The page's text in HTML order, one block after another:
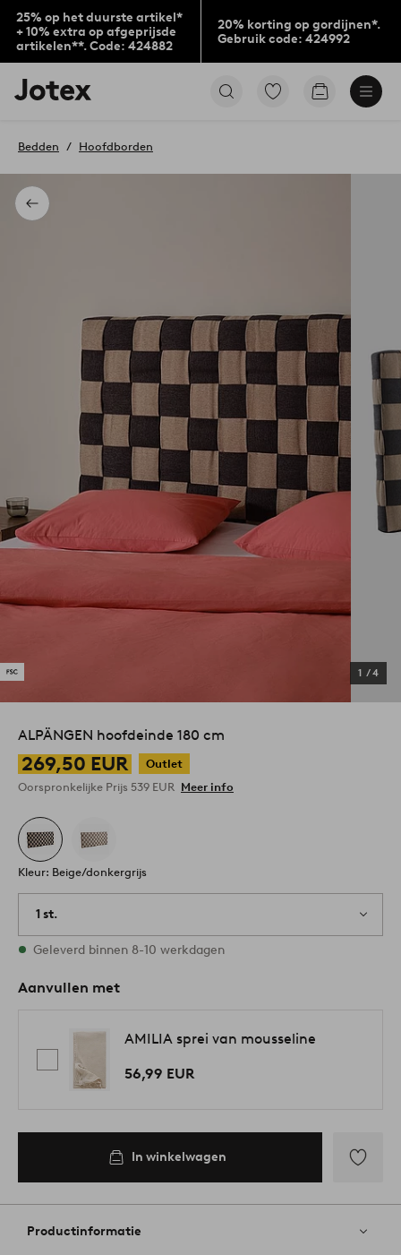
25% op het duurste artikel*
+ 10% extra op afgeprijsde
artikelen**. Code: 424882
20% korting op gordijnen*.
Gebruik code: 424992
Jotex
logo
to
home
page
Ga
Go
Terug
Bedden Hoofdborden
1 /4
ALPÄNGEN hoofdeinde 180 cm
269,50 EUR
Outlet
Oorspronkelijke Prijs 539 EUR Meer info
Kleur: Beige/donkergrijs
1 st.
Op voorraad
Geleverd binnen 8-10 werkdagen
Aanvullen met
AMILIA sprei van mousseline
56,99 EUR
In winkelwagen
aan
Productinformatie